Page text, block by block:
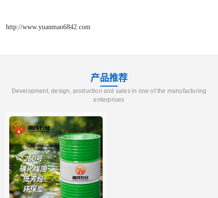
http://www.yuanmao6842.com
产品推荐
Development, design, production and sales in one of the manufacturing
enterprises